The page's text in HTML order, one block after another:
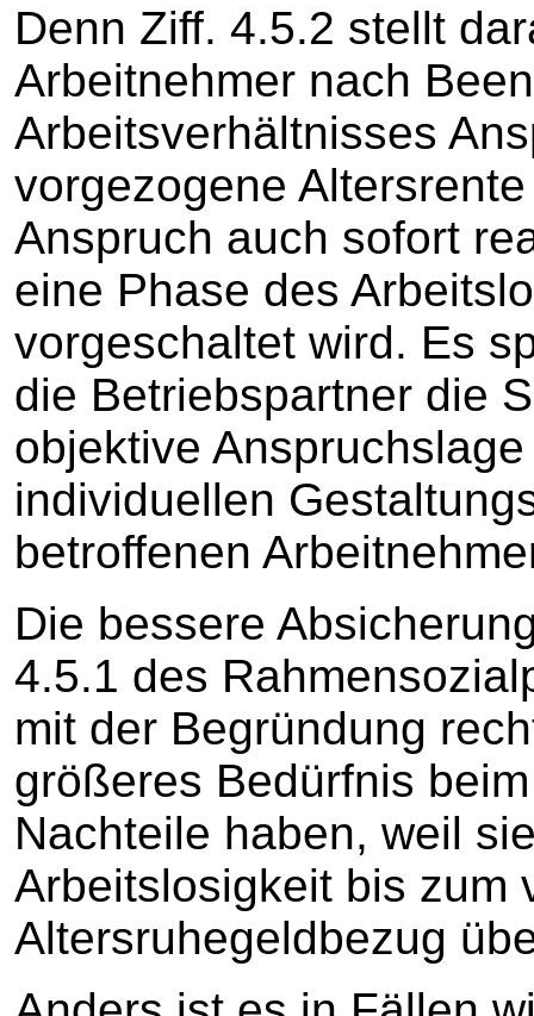
Denn Ziff. 4.5.2 stellt
Arbeitnehmer nach
Arbeitsverhältnisses
vorgezogene
Anspruch auch sofort
eine Phase des
vorgeschaltet wird. Es
die Betriebspartner die
objektive
individuellen
betroffenen
Die bessere
4.5.1 des
mit der Begründung
größeres Bedürfnis
Nachteile haben, weil
Arbeitslosigkeit bis zum
Altersruhegeldbezug